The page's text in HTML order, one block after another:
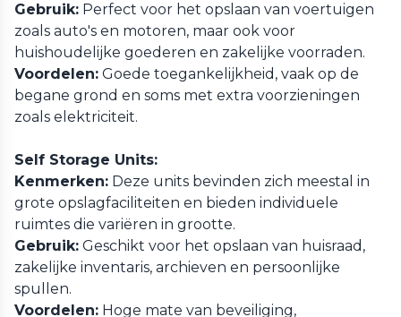
Gebruik: Perfect voor het opslaan van voertuigen
zoals auto's en motoren, maar ook voor
huishoudelijke goederen en zakelijke voorraden.
Voordelen: Goede toegankelijkheid, vaak op de
begane grond en soms met extra voorzieningen
zoals elektriciteit.
Self Storage Units:
Kenmerken: Deze units bevinden zich meestal in
grote opslagfaciliteiten en bieden individuele
ruimtes die variëren in grootte.
Gebruik: Geschikt voor het opslaan van huisraad,
zakelijke inventaris, archieven en persoonlijke
spullen.
Voordelen: Hoge mate van beveiliging,